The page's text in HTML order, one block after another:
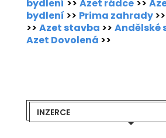
bydlení >> Azet rádce >>
bydlení >> Prima zahrady>>
>> Azet stavba >> Andělské
Azet Dovolená >>
INZERCE